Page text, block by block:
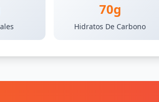
70g
Hidratos De Carbono